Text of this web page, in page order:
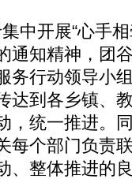
开展“心手相
通知精神，团
务行动领导小
达到各乡镇、
，统一推进。
每个部门负责
、整体推进的